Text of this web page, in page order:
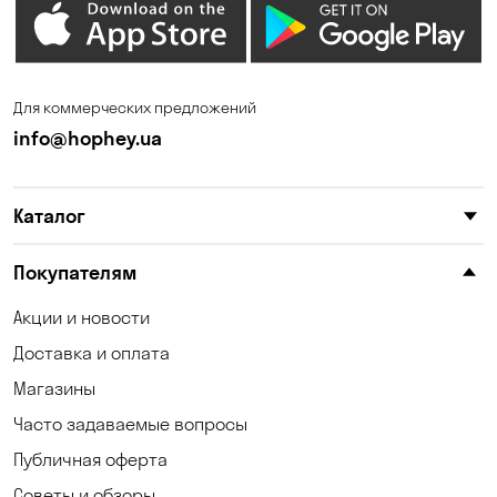
Елизаветовка Зазимье
Калиновка
Клинцы
Корсунцы
Коцюбинское
Кривой Рог
Для коммерческих предложений
info@hophey.ua
Каталог
Покупателям
Акции и новости
Доставка и оплата
Магазины
Часто задаваемые вопросы
Публичная оферта